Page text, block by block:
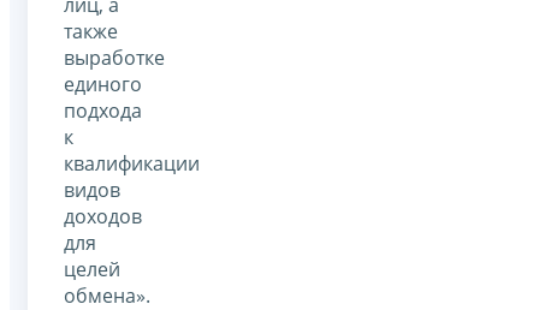
также
выработке
единого
подхода
к
квалификации
видов
доходов
для
целей
обмена».